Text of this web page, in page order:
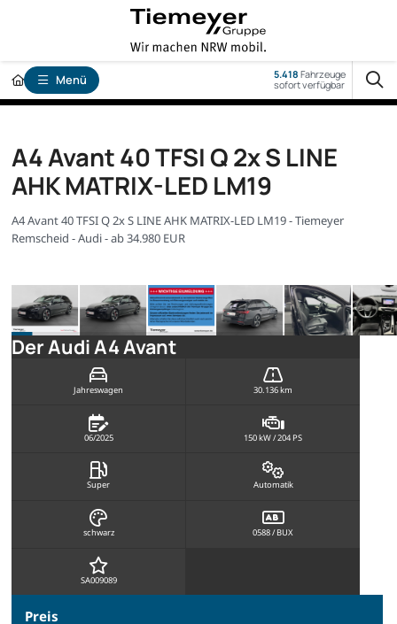
Menü 5.418 Fahrzeuge
sofort verfügbar
A4 Avant 40 TFSI Q 2x S LINE
AHK MATRIX-LED LM19
A4 Avant 40 TFSI Q 2x S LINE AHK MATRIX-LED LM19 - Tiemeyer
Remscheid - Audi - ab 34.980 EUR
Der Audi A4 Avant
Jahreswagen 30.136 km
06/2025 150 kW / 204 PS
Super Automatik
schwarz 0588 / BUX
SA009089
Preis